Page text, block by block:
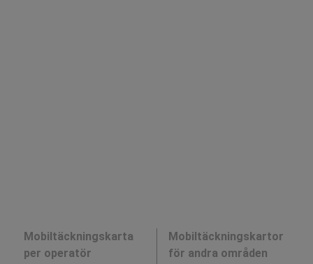
Mobiltäckningskarta
per operatör
Mobiltäckningskartor
för andra områden